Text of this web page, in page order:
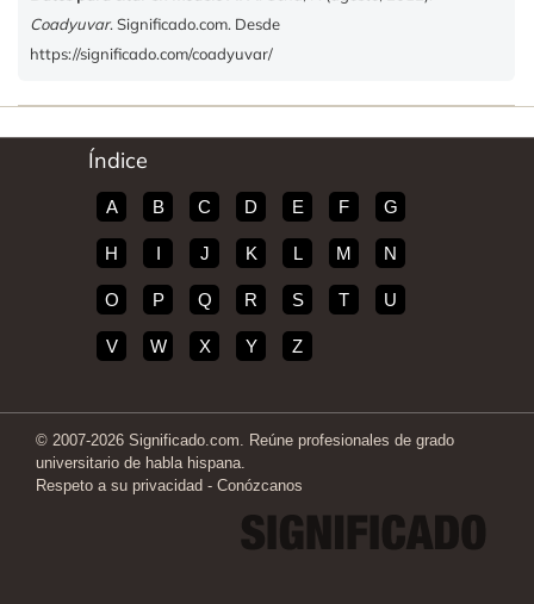
Coadyuvar. Significado.com. Desde
https://significado.com/coadyuvar/
Índice
A B C D E F G
H I J K L M N
O P Q R S T U
V W X Y Z
© 2007-2026 Significado.com. Reúne profesionales de grado
universitario de habla hispana.
Respeto a su privacidad - Conózcanos